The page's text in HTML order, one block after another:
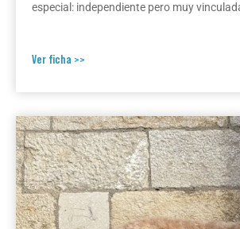
especial: independiente pero muy
Ver ficha >>